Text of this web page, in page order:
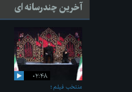
آخرین چندرسانه ای
۰۲:۴۸
منتخب فیلم